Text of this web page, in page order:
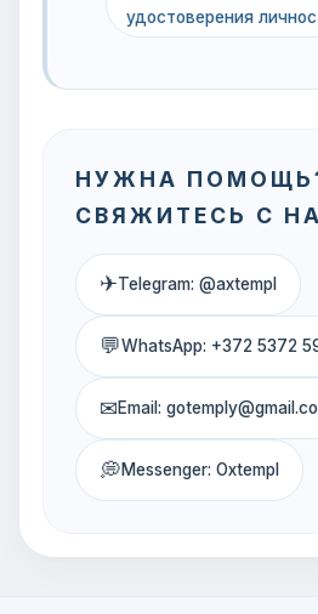
удостоверения
НУЖНА
СВЯЖИТЕСЬ С
✈Telegram: @axtempl
💬WhatsApp: +372 5372
✉Email:
💭Messenger: Oxtempl